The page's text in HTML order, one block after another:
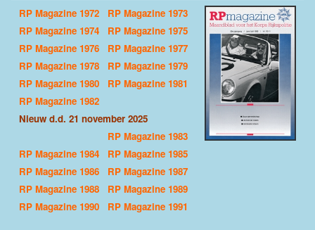
RP Magazine 1972
RP Magazine 1973
RP Magazine 1974
RP Magazine 1975
RP Magazine 1976
RP Magazine 1977
RP Magazine 1978
RP Magazine 1979
RP Magazine 1980
RP Magazine 1981
RP Magazine 1982
Nieuw d.d. 21 november 2025
RP Magazine 1983
RP Magazine 1984
RP Magazine 1985
RP Magazine 1986
RP Magazine 1987
RP Magazine 1988
RP Magazine 1989
RP Magazine 1990
RP Magazine 1991